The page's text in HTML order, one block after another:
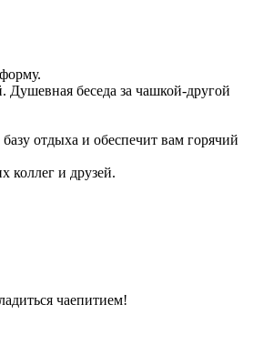
Душевная беседа за чашкой-другой
отдыха и обеспечит вам горячий
коллег и друзей.
чаепитием!